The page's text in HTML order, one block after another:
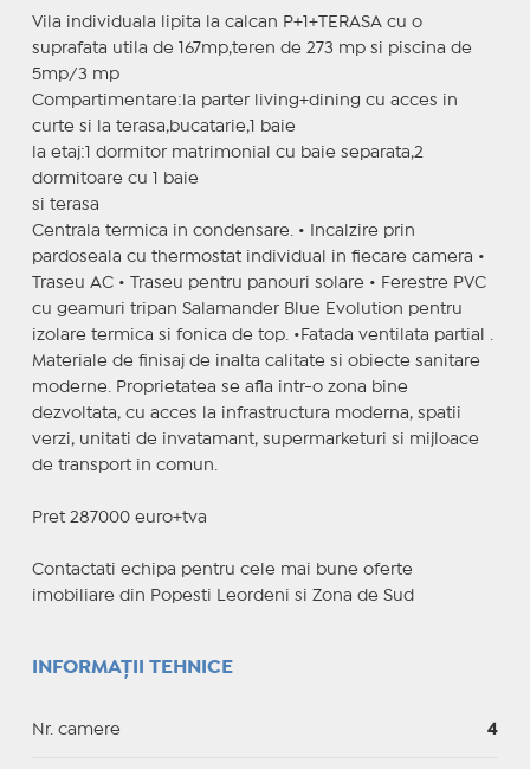
Vila individuala lipita la calcan P+1+TERASA cu o
suprafata utila de 167mp,teren de 273 mp si piscina de
5mp/3 mp
Compartimentare:la parter living+dining cu acces in
curte si la terasa,bucatarie,1 baie
la etaj:1 dormitor matrimonial cu baie separata,2
dormitoare cu 1 baie
si terasa
Centrala termica in condensare. • Incalzire prin
pardoseala cu thermostat individual in fiecare camera •
Traseu AC • Traseu pentru panouri solare • Ferestre PVC
cu geamuri tripan Salamander Blue Evolution pentru
izolare termica si fonica de top. •Fatada ventilata partial .
Materiale de finisaj de inalta calitate si obiecte sanitare
moderne. Proprietatea se afla intr-o zona bine
dezvoltata, cu acces la infrastructura moderna, spatii
verzi, unitati de invatamant, supermarketuri si mijloace
de transport in comun.
Pret 287000 euro+tva
Contactati echipa pentru cele mai bune oferte
imobiliare din Popesti Leordeni si Zona de Sud
INFORMAȚII TEHNICE
Nr. camere 4